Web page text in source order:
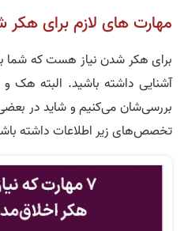
مهارت های لازم برای
برای هکر شدن نیاز هست که شما
آشنایی داشته باشید. البته هک
بررسی‌شان می‌کنیم و شاید در
تخصص‌های زیر اطلاعات داشته